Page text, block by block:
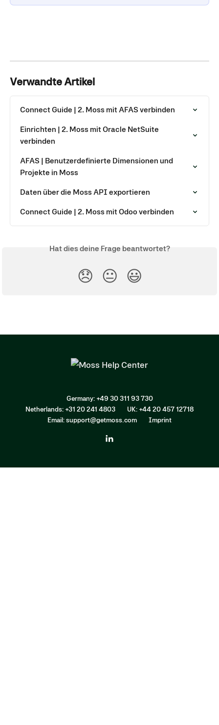
Verwandte Artikel
Connect Guide | 2. Moss mit AFAS verbinden
Einrichten | 2. Moss mit Oracle NetSuite
verbinden
AFAS | Benutzerdefinierte Dimensionen und
Projekte in Moss
Daten über die Moss API exportieren
Connect Guide | 2. Moss mit Odoo verbinden
Hat dies deine Frage beantwortet?
😞 😐 😃
Germany: +49 30 311 93 730
Netherlands: +31 20 241 4803
UK: +44 20 457 12718
Email: support@getmoss.com
Imprint